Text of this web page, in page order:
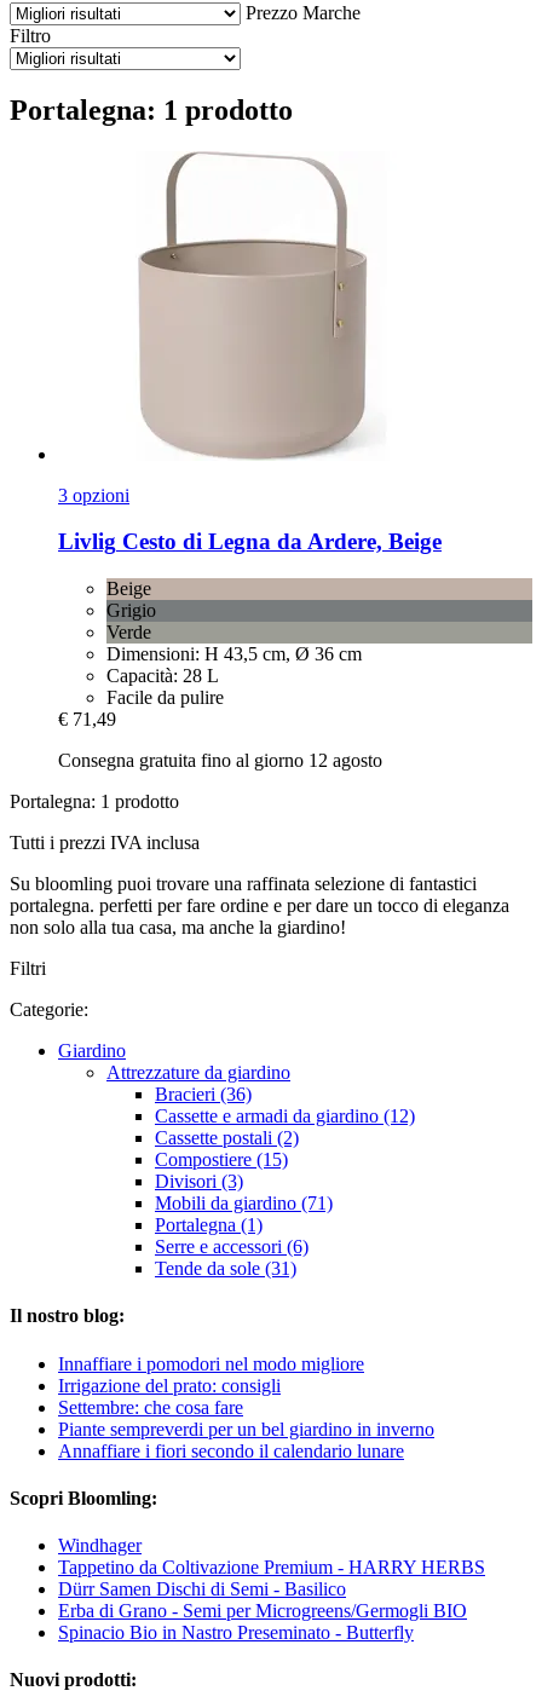
Prezzo Marche
Filtro
Portalegna: 1 prodotto
3 opzioni
Livlig Cesto di Legna da Ardere, Beige
Beige
Grigio
Verde
Dimensioni: H 43,5 cm, Ø 36 cm
Capacità: 28 L
Facile da pulire
€ 71,49
Consegna gratuita fino al giorno 12 agosto
Portalegna: 1 prodotto
Tutti i prezzi IVA inclusa
Su bloomling puoi trovare una raffinata selezione di fantastici
portalegna. perfetti per fare ordine e per dare un tocco di eleganza
non solo alla tua casa, ma anche la giardino!
Filtri
Categorie:
Giardino
Attrezzature da giardino
Bracieri (36)
Cassette e armadi da giardino (12)
Cassette postali (2)
Compostiere (15)
Divisori (3)
Mobili da giardino (71)
Portalegna (1)
Serre e accessori (6)
Tende da sole (31)
Il nostro blog:
Innaffiare i pomodori nel modo migliore
Irrigazione del prato: consigli
Settembre: che cosa fare
Piante sempreverdi per un bel giardino in inverno
Annaffiare i fiori secondo il calendario lunare
Scopri Bloomling:
Windhager
Tappetino da Coltivazione Premium - HARRY HERBS
Dürr Samen Dischi di Semi - Basilico
Erba di Grano - Semi per Microgreens/Germogli BIO
Spinacio Bio in Nastro Preseminato - Butterfly
Nuovi prodotti: